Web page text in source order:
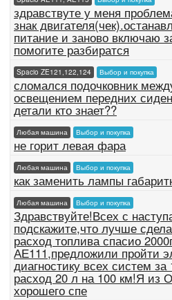
здравствуте у меня
знак
питание и заново включаю
помогите разбиратся
Spacio ZE121,122,124 Выбор и покупка
сломался подочковник
освещением передних
детали кто знает??
Любая машина Выбор и покупка
не горит левая фара
Любая машина Выбор и покупка
как заменить лампы
Любая машина Выбор и покупка
Здравствуйте!Всех с
подскажите,что лучше
расход топлива спасио
АЕ111,предложили пройти
диагностику всех систем
расход 20 л на 100 км!Я из
хорошего спе